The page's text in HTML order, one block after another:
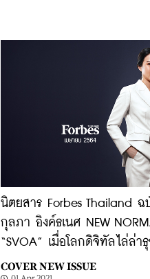
นิตยสาร Forbes Thailand ฉ
กุลภา อิงค์ธเนศ NEW
“SVOA” เมื่อโลกดิจิทัลไล่ล่า
COVER NEW ISSUE